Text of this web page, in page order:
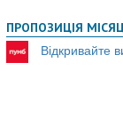
ПРОПОЗИЦІЯ
Відкривайте